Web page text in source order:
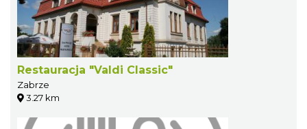
Restauracja "Valdi Classic"
Zabrze
3.27 km